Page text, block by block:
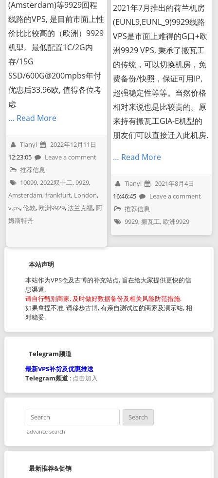
(Amsterdam)等9929回程
线路的VPS, 是目前市面上性
价比比较高的（欧洲）9929
机型。最低配置1C/2G内
存/15G
SSD/600G@200mpbs年付
优惠后33.96欧, 值得各位考
虑
… Read More
Tianyi
2022年12月11日
12:23:05
Leave a comment
推荐信息
10099,2022双十二,9929,
Amsterdam,frankfurt, London,
v.ps,伦敦,欧洲9929,法兰克福,阿
姆斯特丹
2021年7月推出的荷兰机房
(EUNL9,EUNL_9)9929线路
VPS是市面上难得的G口+欧
洲9929 VPS, 秉承了搬瓦工
的传统，可以切换机房，免
费备份/快照，保证可用IP,
超强稳定性等等。当然价格
相对来说也是比较贵的。原
来持有搬瓦工GIA-E机型的
朋友们可以直接迁入此机房.
… Read More
Tianyi
2021年8月4日
16:46:45
Leave a comment
推荐信息
9929,搬瓦工,欧洲9929
本站声明
本站作为VPS仓及古博的补充站点, 旨在给大家提供更快的信
息渠道.
请自行甄别商家, 及时做好数据备份及相关风险防范措施.
如果拿捏不准, 请移步古博, 有亲自测试过的商家及演示站, 相
对稳妥.
Telegram频道
最新VPS补货及优惠推送
Telegram频道: 点击加入
advance search
最新推荐&促销